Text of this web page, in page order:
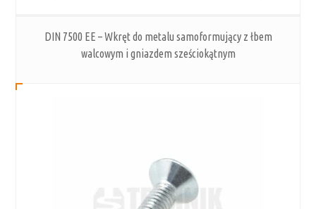
DIN 7500 EE – Wkręt do metalu samoformujący z łbem
walcowym i gniazdem sześciokątnym